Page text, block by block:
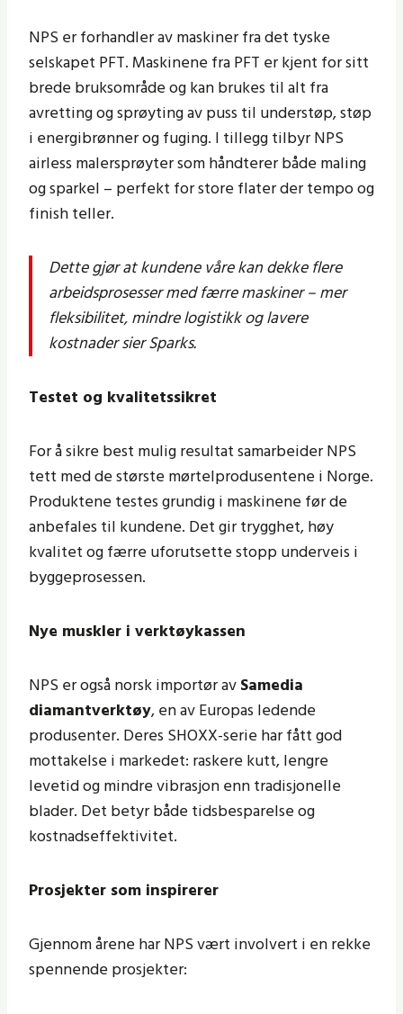
NPS er forhandler av maskiner fra det tyske
selskapet PFT. Maskinene fra PFT er kjent for sitt
brede bruksområde og kan brukes til alt fra
avretting og sprøyting av puss til understøp, støp
i energibrønner og fuging. I tillegg tilbyr NPS
airless malersprøyter som håndterer både maling
og sparkel – perfekt for store flater der tempo og
finish teller.
Dette gjør at kundene våre kan dekke flere
arbeidsprosesser med færre maskiner – mer
fleksibilitet, mindre logistikk og lavere
kostnader sier Sparks.
Testet og kvalitetssikret
For å sikre best mulig resultat samarbeider NPS
tett med de største mørtelprodusentene i Norge.
Produktene testes grundig i maskinene før de
anbefales til kundene. Det gir trygghet, høy
kvalitet og færre uforutsette stopp underveis i
byggeprosessen.
Nye muskler i verktøykassen
NPS er også norsk importør avSamedia
diamantverktøy, en av Europas ledende
produsenter. Deres SHOXX-serie har fått god
mottakelse i markedet: raskere kutt, lengre
levetid og mindre vibrasjon enn tradisjonelle
blader. Det betyr både tidsbesparelse og
kostnadseffektivitet.
Prosjekter som inspirerer
Gjennom årene har NPS vært involvert i en rekke
spennende prosjekter: